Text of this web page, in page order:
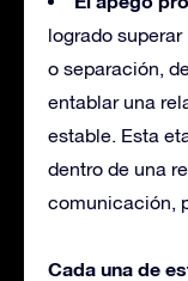
logrado
o separación,
entablar una
estable. Esta
dentro de una
comunicación,
Cada una de